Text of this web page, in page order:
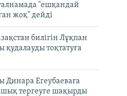
"ешқандай
жоқ" дейді
билігін Лұқпан
қудалауды тоқтатуға
Динара Егеубаеваға
тергеуге шақырды